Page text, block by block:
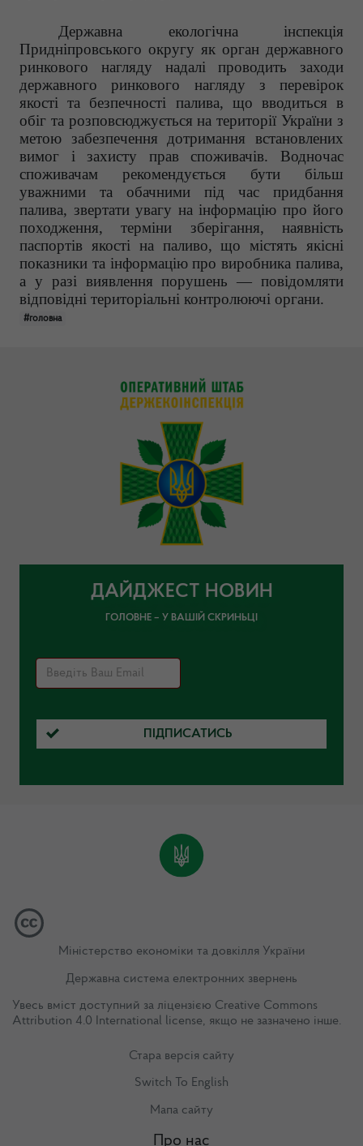
Державна екологічна інспекція
Придніпровського округу як орган державного
ринкового нагляду надалі проводить заходи
державного ринкового нагляду з перевірок
якості та безпечності палива, що вводиться в
обіг та розповсюджується на території України з
метою забезпечення дотримання встановлених
вимог і захисту прав споживачів. Водночас
споживачам рекомендується бути більш
уважними та обачними під час придбання
палива, звертати увагу на інформацію про його
походження, терміни зберігання, наявність
паспортів якості на паливо, що містять якісні
показники та інформацію про виробника палива,
а у разі виявлення порушень — повідомляти
відповідні територіальні контролюючі органи.
#головна
ДАЙДЖЕСТ НОВИН
ГОЛОВНЕ – У ВАШІЙ СКРИНЬЦІ
ПІДПИСАТИСЬ
Міністерство економіки та довкілля України
Державна система електронних звернень
Увесь вміст доступний за ліцензією Creative Commons
Attribution 4.0 International license, якщо не зазначено інше.
Стара версія сайту
Switch To English
Мапа сайту
Про нас